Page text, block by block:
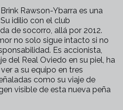
Rawson-Ybarra es una
idilio con el club
de socorro, allá por 2012.
no solo sigue intacto si no
Es accionista,
del Real Oviedo en su piel, ha
a su equipo en tres
como su viaje de
visible de esta nueva peña